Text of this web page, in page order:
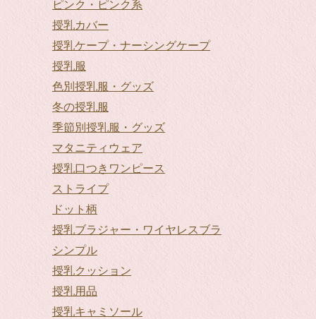
ピンク・ピンク系
授乳カバー
授乳ケープ・ナーシングケープ
授乳服
色別授乳服・グッズ
冬の授乳服
季節別授乳服・グッズ
マタニティウェア
授乳口つきワンピース
ストライプ
ドット柄
授乳ブラジャー・ワイヤレスブラ
シンプル
授乳クッション
授乳用品
授乳キャミソール